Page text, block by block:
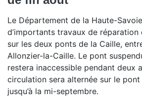
Le Département de la Haute-
d’importants travaux de
sur les deux ponts de la Caille,
Allonzier-la-Caille. Le pont
restera inaccessible pendant deux
circulation sera alternée sur le
jusqu’à la mi-septembre.